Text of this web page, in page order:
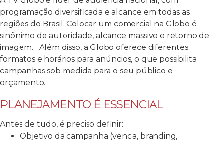
programação diversificada e alcance em todas as
regiões do Brasil. Colocar um comercial na Globo é
sinônimo de autoridade, alcance massivo e retorno de
imagem.
Além disso, a Globo oferece diferentes
formatos e horários para anúncios, o que possibilita
campanhas sob medida para o seu público e
orçamento.
PLANEJAMENTO É ESSENCIAL
Antes de tudo, é preciso definir:
Objetivo da campanha (venda, branding,